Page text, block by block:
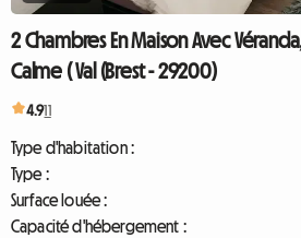
2 Chambres En Maison Avec
Calme ( Val (Brest - 29200)
4.911
Type d'habitation :
Type :
Surface louée :
Capacité d'hébergement :